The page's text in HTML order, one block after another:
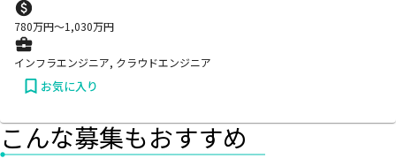
780万円〜1,030万円
インフラエンジニア, クラウドエンジニア
お気に入り
こんな募集もおすすめ